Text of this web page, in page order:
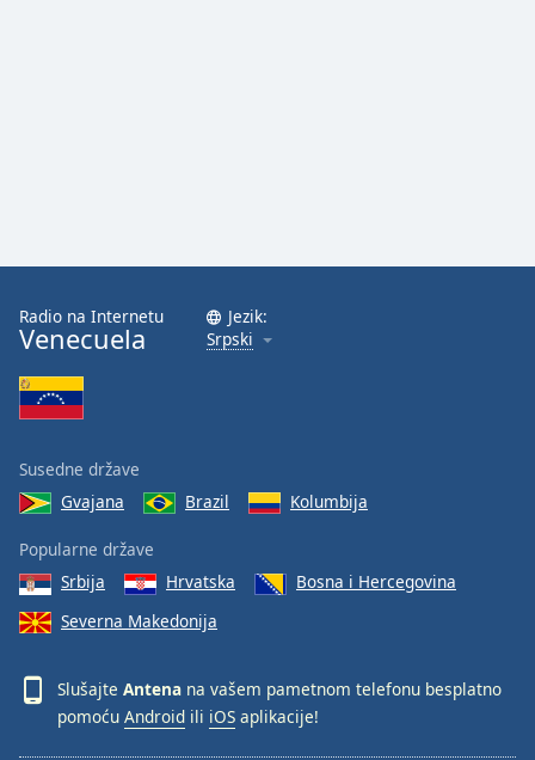
Radio na Internetu
Venecuela
Jezik:
Srpski
Susedne države
Gvajana
Brazil Kolumbija
Popularne države
Srbija
Hrvatska
Bosna i Hercegovina
Severna Makedonija
Slušajte Antena na vašem pametnom telefonu besplatno
pomoću Android ili iOS aplikacije!